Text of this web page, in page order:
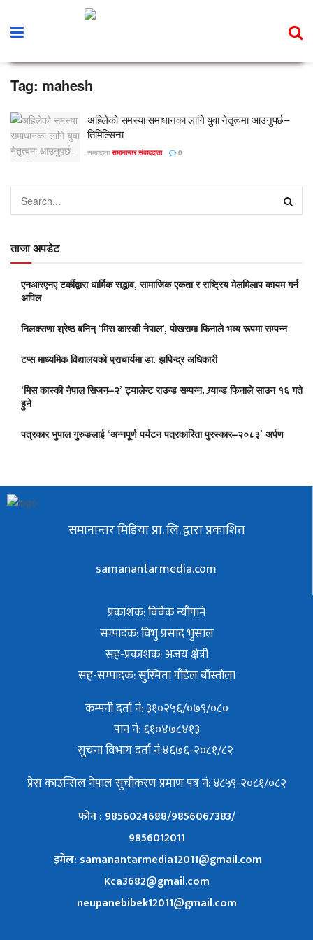
Tag: mahesh
अहिलेको समस्या समाधानका लागि युवा नेतृत्वमा आउनुपर्छ–
तिमिल्सिना
सम्बादाता समानान्तर संवाददाता 0
ताजा अपडेट
एनआरएनए टर्कीद्वारा धार्मिक सद्भाव, सामाजिक एकता र राष्ट्रिय मेलमिलाप कायम गर्न
अपिल
निलक्सणा श्रेष्ठ बनिन् ‘मिस कास्की नेपाल’, पोखरामा फिनाले भव्य रूपमा सम्पन्न
टप्स माध्यमिक विद्यालयको प्राचार्यमा डा. झपिन्द्र अधिकारी
‘मिस कास्की नेपाल सिजन–२’ ट्यालेन्ट राउन्ड सम्पन्न, ग्र्यान्ड फिनाले साउन १६ गते
हुने
पत्रकार भुपाल गुरुङलाई ‘अन्नपूर्ण पर्यटन पत्रकारिता पुरस्कार–२०८३’ अर्पण
समानान्तर मिडिया प्रा. लि. द्वारा प्रकाशित
samanantarmedia.com
प्रकाशक: विवेक न्याैपाने
सम्पादक: विभु प्रसाद भुसाल
सह-प्रकाशक: अजय क्षेत्री
सह-सम्पादक: सुस्मिता पौडेल बाँस्तोला
कम्पनी दर्ता नं: ३१०२५६/०७९/०८०
पान नं: ६१०४७८४१३
सुचना विभाग दर्ता नं:४६७६-२०८१/८२
प्रेस काउन्सिल नेपाल सुचीकरण प्रमाण पत्र नं: ४८५९-२०८१/०८२
फोन : 9856024688/9856067383/
9856012011
इमेल: samanantarmedia12011@gmail.com
Kca3682@gmail.com
neupanebibek12011@gmail.com